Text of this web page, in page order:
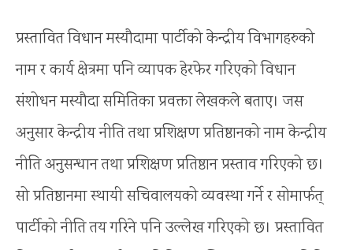
प्रस्तावित विधान मस्यौदामा पार्टीको केन्द्रीय विभागहरुको
नाम र कार्य क्षेत्रमा पनि व्यापक हेरफेर गरिएको विधान
संशोधन मस्यौदा समितिका प्रवक्ता लेखकले बताए। जस
अनुसार केन्द्रीय नीति तथा प्रशिक्षण प्रतिष्ठानको नाम केन्द्रीय
नीति अनुसन्धान तथा प्रशिक्षण प्रतिष्ठान प्रस्ताव गरिएको छ।
सो प्रतिष्ठानमा स्थायी सचिवालयको व्यवस्था गर्ने र सोमार्फत्
पार्टीको नीति तय गरिने पनि उल्लेख गरिएको छ। प्रस्तावित